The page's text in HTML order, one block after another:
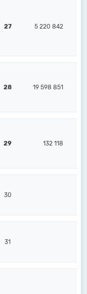
27 5 220 842
28 19 598 851
29 132 118
30
31